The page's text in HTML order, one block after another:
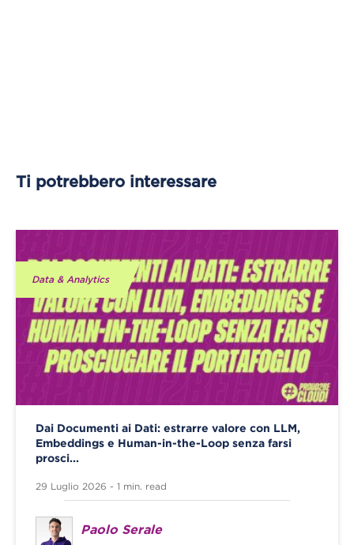
Ti potrebbero interessare
Data & Analytics
Dai Documenti ai Dati: estrarre valore con LLM,
Embeddings e Human-in-the-Loop senza farsi
prosci...
29 Luglio 2026 - 1 min. read
Paolo Serale